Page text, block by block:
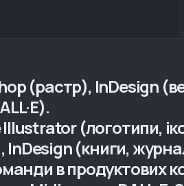
(растр), InDesign
(логотипи,
InDesign (книги,
в продуктових